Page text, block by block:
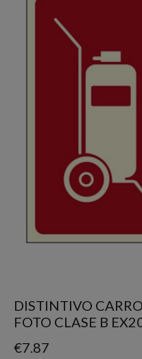
DISTINTIVO
FOTO CLASE B
€7.87